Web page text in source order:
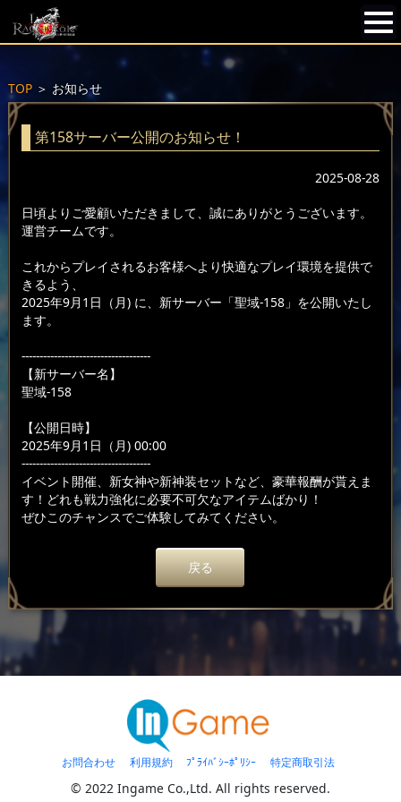
TOP＞ お知らせ
第158サーバー公開のお知らせ！
2025-08-28
日頃よりご愛顧いただきまして、誠にありがとうございます。
運営チームです。
これからプレイされるお客様へより快適なプレイ環境を提供で
きるよう、
2025年9月1日（月) に、新サーバー「聖域-158」を公開いたし
ます。
------------------------------------
【新サーバー名】
聖域-158
【公開日時】
2025年9月1日（月) 00:00
------------------------------------
イベント開催、新女神や新神装セットなど、豪華報酬が貰えま
す！どれも戦力強化に必要不可欠なアイテムばかり！
ぜひこのチャンスでご体験してみてください。
戻る
お問合わせ 利用規約 ﾌﾟﾗｲﾊﾞｼｰﾎﾟﾘｼｰ 特定商取引法
© 2022 Ingame Co.,Ltd. All rights reserved.